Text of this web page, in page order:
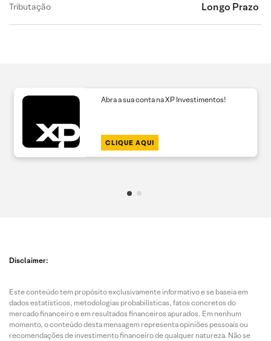
Tributação Longo Prazo
Abra a sua conta na XP Investimentos!
CLIQUE AQUI
Disclaimer:
Este conteúdo tem propósito exclusivamente informativo e se baseia em
dados estatísticos, metodologias probabilísticas, fatos concretos do
mercado financeiro e em resultados financeiros apurados. Em nenhum
momento, o conteúdo desta mensagem representa opiniões pessoais ou
recomendações de investimento financeiro de qualquer natureza. Não se